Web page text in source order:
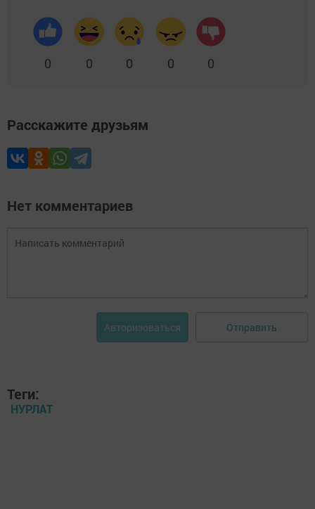
0 0 0 0 0
Расскажите друзьям
Нет комментариев
Авторизоваться Отправить
Теги:
НУРЛАТ